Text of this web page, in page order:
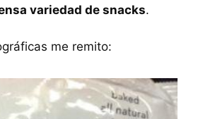
variedad de snacks.
me remito: